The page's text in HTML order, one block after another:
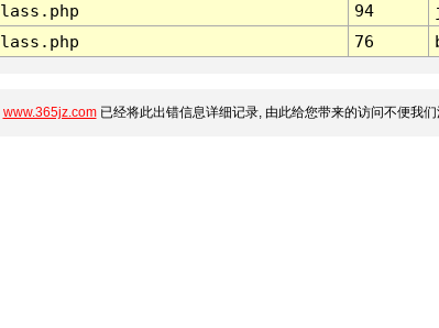
94
76
www.365jz.com已经将此出错信息详细记录, 由此给您带来的访问不便我们